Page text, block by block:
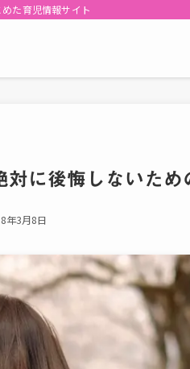
た育児情報サイト
対に後悔しないため
年3月8日